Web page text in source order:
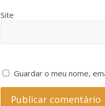
Site
Guardar o meu nome,